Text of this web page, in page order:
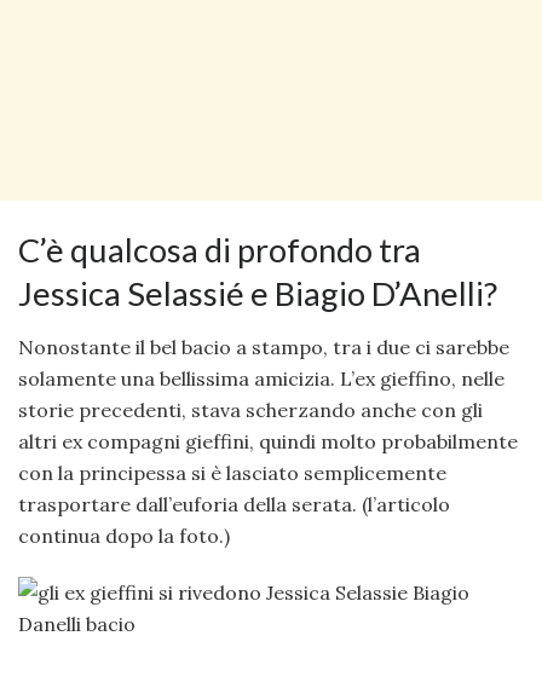
C’è qualcosa di profondo tra
Jessica Selassié e Biagio D’Anelli?
Nonostante il bel bacio a stampo, tra i due ci sarebbe
solamente una bellissima amicizia. L’ex gieffino, nelle
storie precedenti, stava scherzando anche con gli
altri ex compagni gieffini, quindi molto probabilmente
con la principessa si è lasciato semplicemente
trasportare dall’euforia della serata. (l’articolo
continua dopo la foto.)